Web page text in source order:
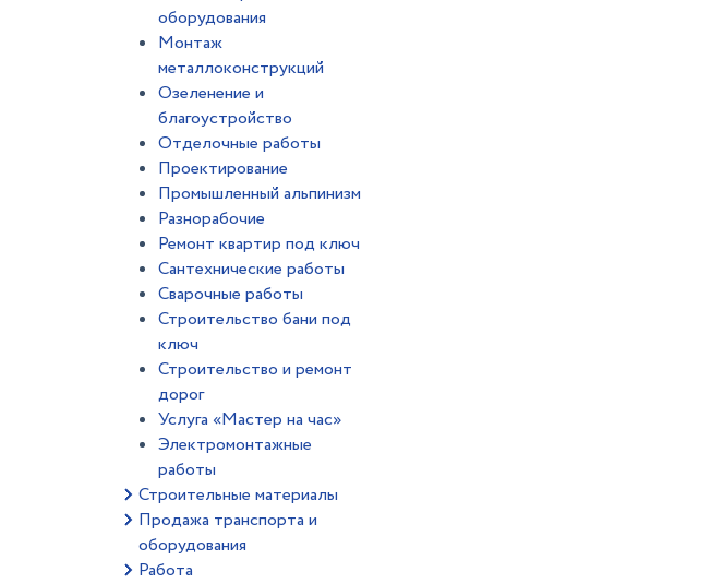
оборудования
Монтаж
металлоконструкций
Озеленение и
благоустройство
Отделочные работы
Проектирование
Промышленный альпинизм
Разнорабочие
Ремонт квартир под ключ
Сантехнические работы
Сварочные работы
Строительство бани под
ключ
Строительство и ремонт
дорог
Услуга «Мастер на час»
Электромонтажные
работы
Строительные материалы
Продажа транспорта и
оборудования
Работа